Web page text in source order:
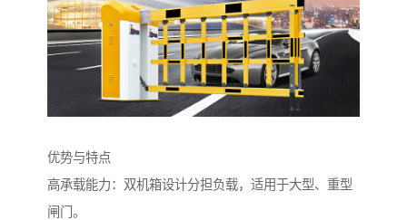
优势与特点
高承载能力：双机箱设计分担负载，适用于大型、重型
闸门。